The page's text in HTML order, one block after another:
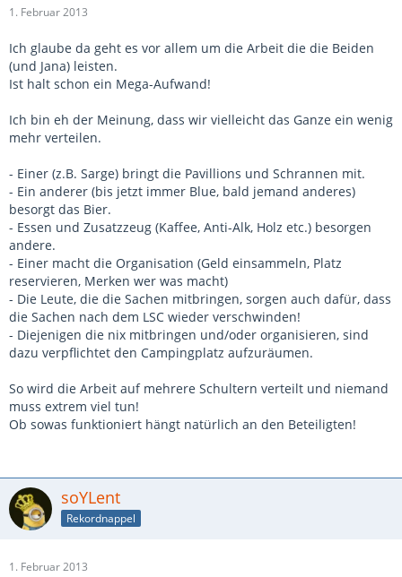
1. Februar 2013
Ich glaube da geht es vor allem um die Arbeit die die Beiden
(und Jana) leisten.
Ist halt schon ein Mega-Aufwand!
Ich bin eh der Meinung, dass wir vielleicht das Ganze ein wenig
mehr verteilen.
- Einer (z.B. Sarge) bringt die Pavillions und Schrannen mit.
- Ein anderer (bis jetzt immer Blue, bald jemand anderes)
besorgt das Bier.
- Essen und Zusatzzeug (Kaffee, Anti-Alk, Holz etc.) besorgen
andere.
- Einer macht die Organisation (Geld einsammeln, Platz
reservieren, Merken wer was macht)
- Die Leute, die die Sachen mitbringen, sorgen auch dafür, dass
die Sachen nach dem LSC wieder verschwinden!
- Diejenigen die nix mitbringen und/oder organisieren, sind
dazu verpflichtet den Campingplatz aufzuräumen.
So wird die Arbeit auf mehrere Schultern verteilt und niemand
muss extrem viel tun!
Ob sowas funktioniert hängt natürlich an den Beteiligten!
soYLent
Rekordnappel
1. Februar 2013